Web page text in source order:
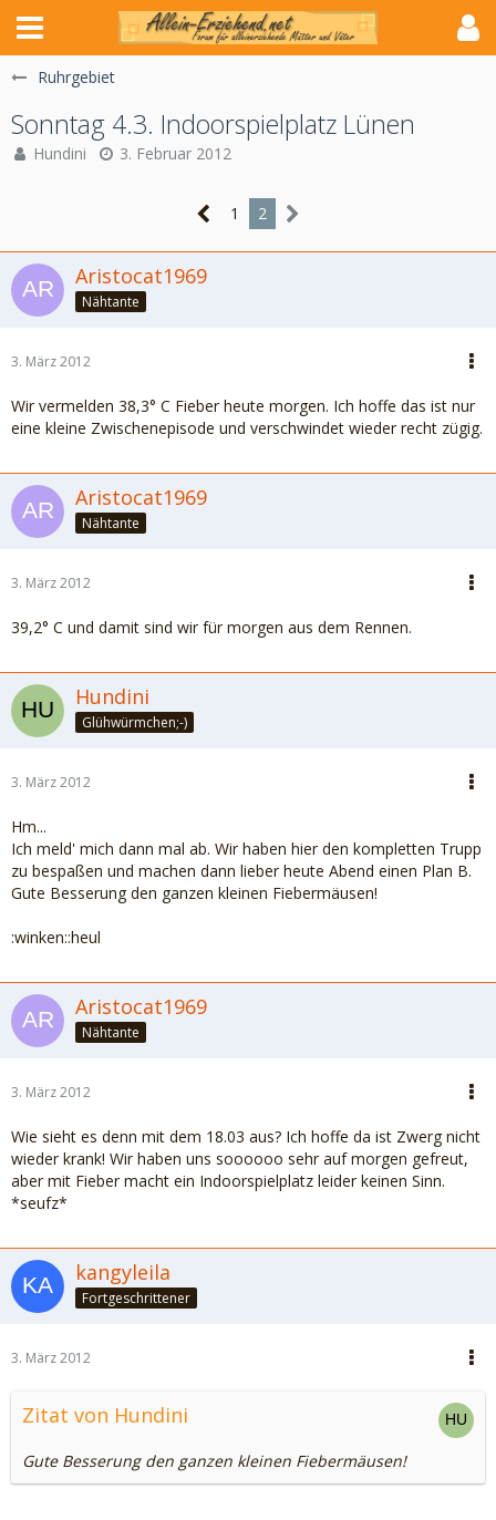
Ruhrgebiet
Sonntag 4.3. Indoorspielplatz Lünen
Hundini 3. Februar 2012
1 2
Aristocat1969
Nähtante
3. März 2012
Wir vermelden 38,3° C Fieber heute morgen. Ich hoffe das ist nur
eine kleine Zwischenepisode und verschwindet wieder recht zügig.
Aristocat1969
Nähtante
3. März 2012
39,2° C und damit sind wir für morgen aus dem Rennen.
Hundini
Glühwürmchen;-)
3. März 2012
Hm...
Ich meld' mich dann mal ab. Wir haben hier den kompletten Trupp
zu bespaßen und machen dann lieber heute Abend einen Plan B.
Gute Besserung den ganzen kleinen Fiebermäusen!
:winken::heul
Aristocat1969
Nähtante
3. März 2012
Wie sieht es denn mit dem 18.03 aus? Ich hoffe da ist Zwerg nicht
wieder krank! Wir haben uns soooooo sehr auf morgen gefreut,
aber mit Fieber macht ein Indoorspielplatz leider keinen Sinn.
*seufz*
kangyleila
Fortgeschrittener
3. März 2012
Zitat von Hundini
Gute Besserung den ganzen kleinen Fiebermäusen!